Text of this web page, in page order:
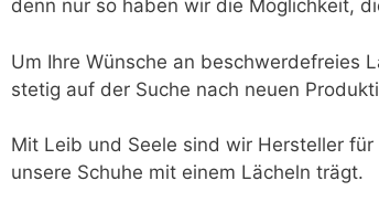
denn nur so haben wir die Möglichkeit,
Um Ihre Wünsche an beschwerdefreies
stetig auf der Suche nach neuen
Mit Leib und Seele sind wir Hersteller
unsere Schuhe mit einem Lächeln trägt.